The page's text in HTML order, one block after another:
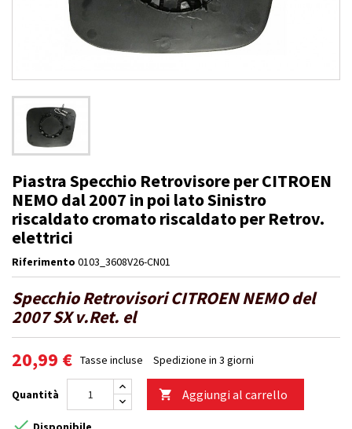
Piastra Specchio Retrovisore per CITROEN
NEMO dal 2007 in poi lato Sinistro
riscaldato cromato riscaldato per Retrov.
elettrici
Riferimento 0103_3608V26-CN01
Specchio Retrovisori CITROEN NEMO del
2007 SX v.Ret. el
20,99 € Tasse incluse Spedizione in 3 giorni
Quantità  Aggiungi al carrello